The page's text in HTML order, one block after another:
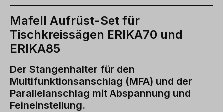
Mafell Aufrüst-Set für
Tischkreissägen ERIKA70 und
ERIKA85
Der Stangenhalter für den
Multifunktionsanschlag (MFA) und der
Parallelanschlag mit Abspannung und
Feineinstellung.